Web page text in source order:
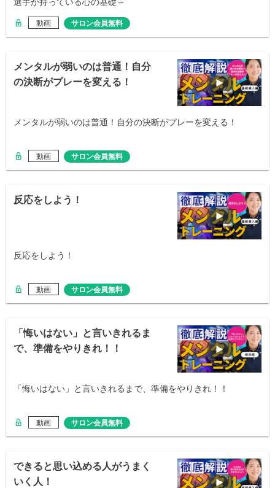
動画 サロン会員無料
メンタルが弱いのは普通！自分
の決断がプレーを変える！
メンタルが弱いのは普通！自分の決断がプレーを変える！
動画 サロン会員無料
反応をしよう！
反応をしよう！
動画 サロン会員無料
「悔いはない」と言いきれるま
で、準備をやりきれ！！
「悔いはない」と言いきれるまで、準備をやりきれ！！
動画 サロン会員無料
できると思い込める人がうまく
いく人！